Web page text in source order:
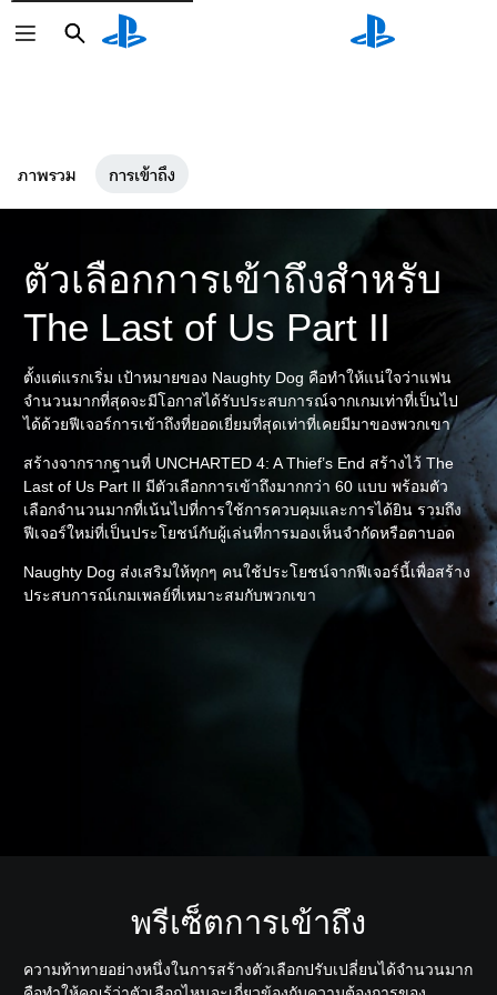
ภาพรวม การเข้าถึง
ตัวเลือกการเข้าถึงสำหรับ
The Last of Us Part II
ตั้งแต่แรกเริ่ม เป้าหมายของ Naughty Dog คือทำให้แน่ใจว่าแฟน
จำนวนมากที่สุดจะมีโอกาสได้รับประสบการณ์จากเกมเท่าที่เป็นไป
ได้ด้วยฟีเจอร์การเข้าถึงที่ยอดเยี่ยมที่สุดเท่าที่เคยมีมาของพวกเขา
สร้างจากรากฐานที่ UNCHARTED 4: A Thief’s End สร้างไว้ The
Last of Us Part II มีตัวเลือกการเข้าถึงมากกว่า 60 แบบ พร้อมตัว
เลือกจำนวนมากที่เน้นไปที่การใช้การควบคุมและการได้ยิน รวมถึง
ฟีเจอร์ใหม่ที่เป็นประโยชน์กับผู้เล่นที่การมองเห็นจำกัดหรือตาบอด
Naughty Dog ส่งเสริมให้ทุกๆ คนใช้ประโยชน์จากฟีเจอร์นี้เพื่อสร้าง
ประสบการณ์เกมเพลย์ที่เหมาะสมกับพวกเขา
พรีเซ็ตการเข้าถึง
ความท้าทายอย่างหนึ่งในการสร้างตัวเลือกปรับเปลี่ยนได้จำนวนมาก